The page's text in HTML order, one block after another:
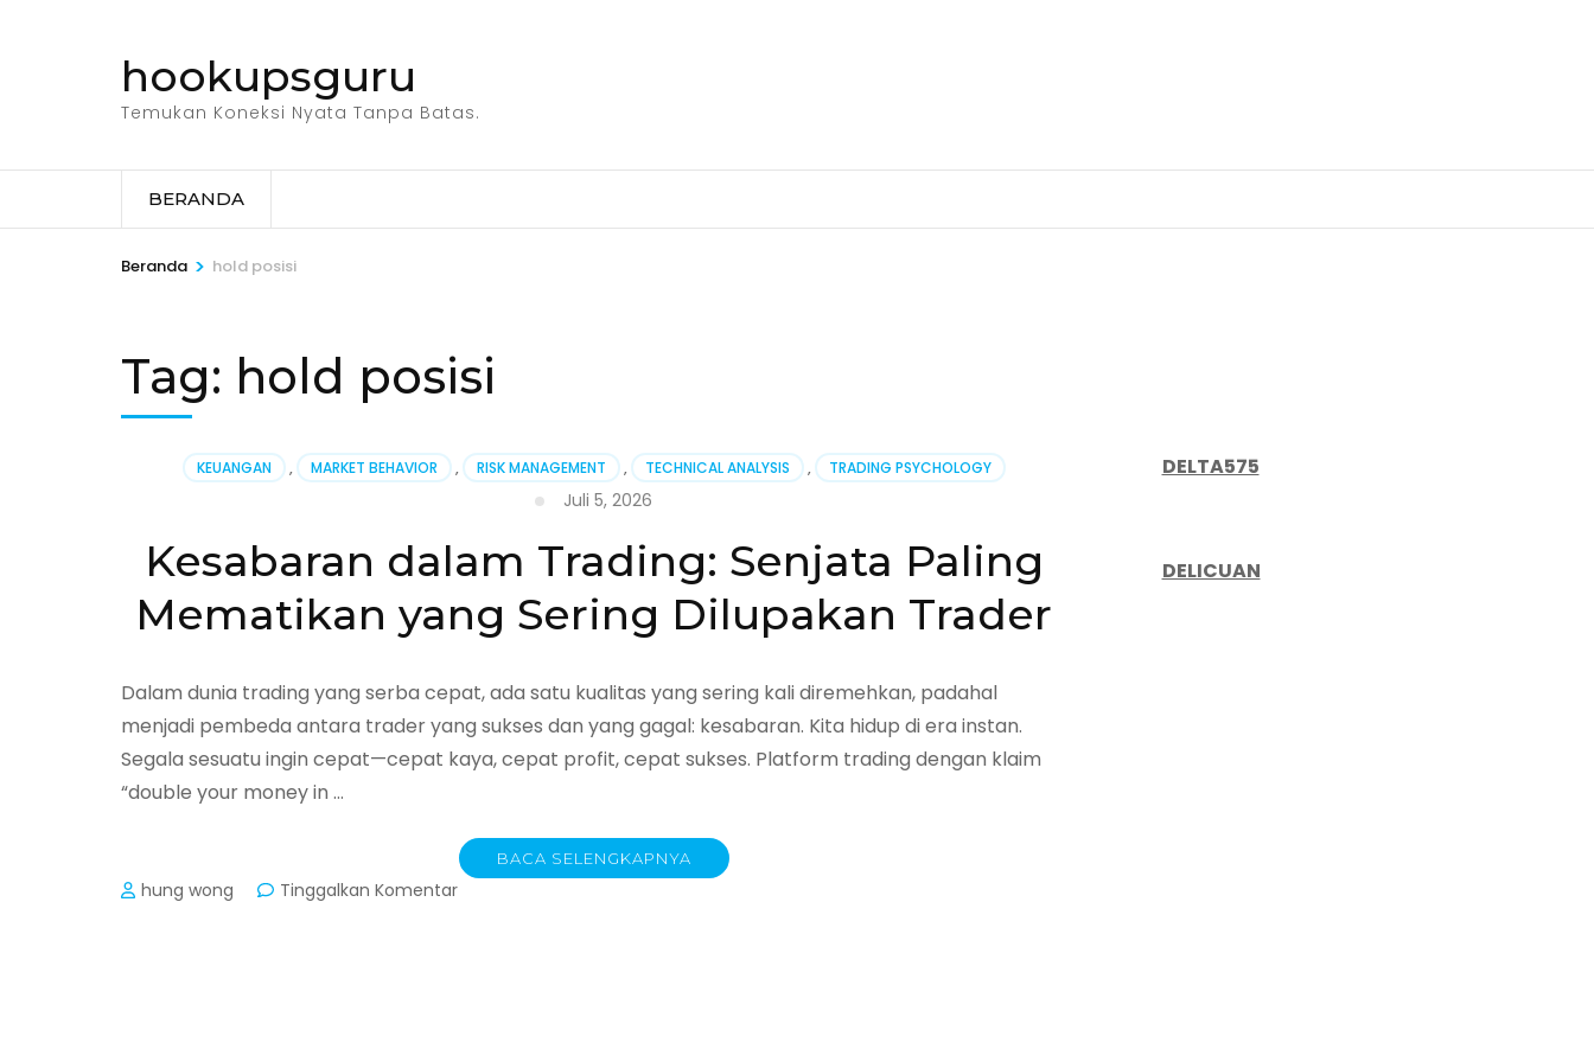
hookupsguru
Temukan Koneksi Nyata Tanpa Batas.
BERANDA
Beranda > hold posisi
Tag: hold posisi
KEUANGAN , MARKET BEHAVIOR , RISK MANAGEMENT , TECHNICAL ANALYSIS , TRADING PSYCHOLOGY
Juli 5, 2026
Kesabaran dalam Trading: Senjata Paling
Mematikan yang Sering Dilupakan Trader
Dalam dunia trading yang serba cepat, ada satu kualitas yang sering kali diremehkan, padahal
menjadi pembeda antara trader yang sukses dan yang gagal: kesabaran. Kita hidup di era instan.
Segala sesuatu ingin cepat—cepat kaya, cepat profit, cepat sukses. Platform trading dengan klaim
“double your money in …
BACA SELENGKAPNYA
hung wong Tinggalkan Komentarpada
DELTA575
DELICUAN